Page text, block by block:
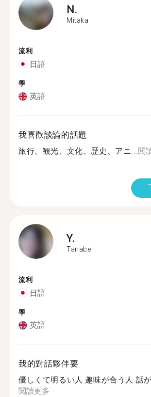
N.
Mitaka
流利
日語
學
英語
我喜歡談論的話題
旅行、観光、文化、歴史、アニ...閱
Y.
Tanabe
流利
日語
學
英語
我的對話夥伴要
優しくて明るい人 趣味が合う人 話
閱讀更多